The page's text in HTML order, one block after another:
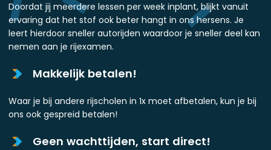
Doordat jij meerdere lessen per week inplant, blijkt vanuit
ervaring dat het stof ook beter hangt in ons hersens. Je
leert hierdoor sneller autorijden waardoor je sneller deel kan
nemen aan je rijexamen.
Makkelijk betalen!
Waar je bij andere rijscholen in 1x moet afbetalen, kun je bij
ons ook gespreid betalen!
Geen wachttijden, start direct!